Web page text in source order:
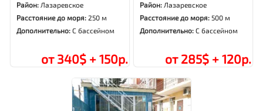
Район: Лазаревское
Расстояние до моря:250 м
Дополнительно:С бассейном
от 340$ + 150р.
Район: Лазаревское
Расстояние до моря: 500 м
Дополнительно:С бассейном
от 285$ + 120р.